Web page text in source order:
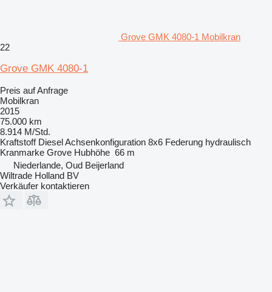
Grove GMK 4080-1 Mobilkran
22
Grove GMK 4080-1
Preis auf Anfrage
Mobilkran
2015
75.000 km
8.914 M/Std.
Kraftstoff DieselAchsenkonfiguration 8x6 Federung hydraulisch
Kranmarke Grove Hubhöhe 66 m
Niederlande, Oud Beijerland
Wiltrade Holland BV
Verkäufer kontaktieren